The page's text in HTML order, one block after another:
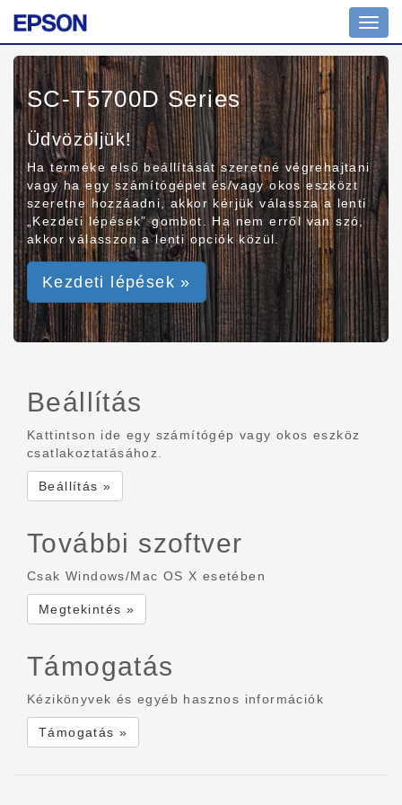
SC-T5700D Series
Üdvözöljük!
Ha terméke első beállítását szeretné végrehajtani
vagy ha egy számítógépet és/vagy okos eszközt
szeretne hozzáadni, akkor kérjük válassza a lenti
„Kezdeti lépések” gombot. Ha nem erről van szó,
akkor válasszon a lenti opciók közül.
Kezdeti lépések »
Beállítás
Kattintson ide egy számítógép vagy okos eszköz
csatlakoztatásához.
Beállítás »
További szoftver
Csak Windows/Mac OS X esetében
Megtekintés »
Támogatás
Kézikönyvek és egyéb hasznos információk
Támogatás »